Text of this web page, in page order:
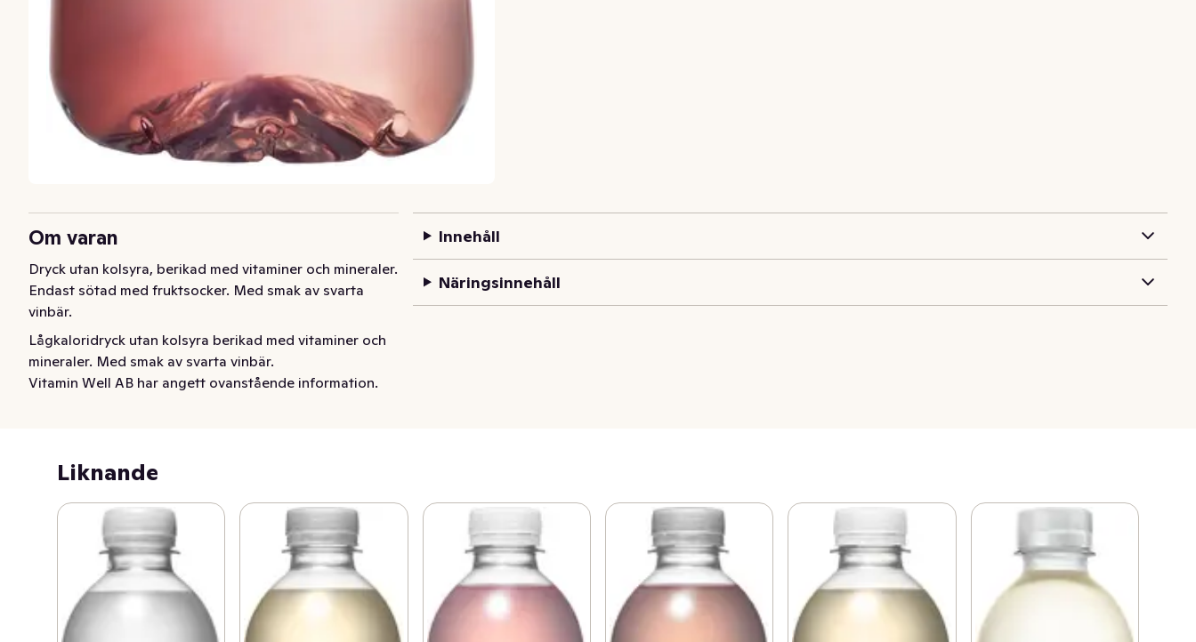
Om varan
Dryck utan kolsyra, berikad med vitaminer och mineraler.
Endast sötad med fruktsocker. Med smak av svarta
vinbär.
Lågkaloridryck utan kolsyra berikad med vitaminer och
mineraler. Med smak av svarta vinbär.
Vitamin Well AB har angett ovanstående information.
Innehåll
Näringsinnehåll
Liknande